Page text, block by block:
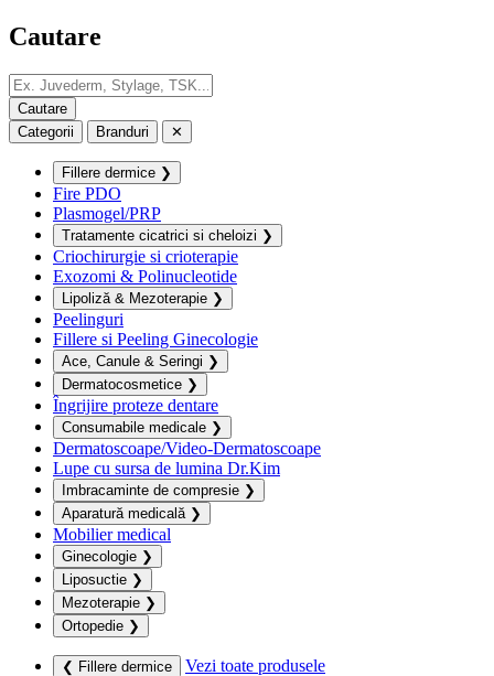
Cautare
Categorii Branduri ✕
Fillere dermice ❯
Fire PDO
Plasmogel/PRP
Tratamente cicatrici si cheloizi ❯
Criochirurgie si crioterapie
Exozomi & Polinucleotide
Lipoliză & Mezoterapie ❯
Peelinguri
Fillere si Peeling Ginecologie
Ace, Canule & Seringi ❯
Dermatocosmetice ❯
Îngrijire proteze dentare
Consumabile medicale ❯
Dermatoscoape/Video-Dermatoscoape
Lupe cu sursa de lumina Dr.Kim
Imbracaminte de compresie ❯
Aparatură medicală ❯
Mobilier medical
Ginecologie ❯
Liposuctie ❯
Mezoterapie ❯
Ortopedie ❯
❮ Fillere dermice
Vezi toate produsele